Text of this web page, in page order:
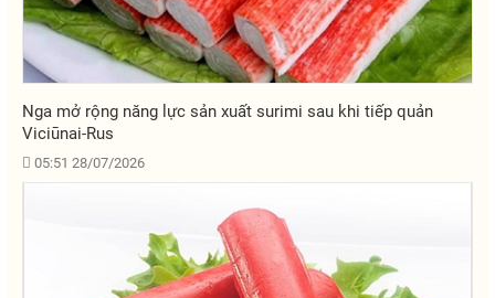
Nga mở rộng năng lực sản xuất surimi sau khi tiếp quản
Viciūnai-Rus
05:51 28/07/2026